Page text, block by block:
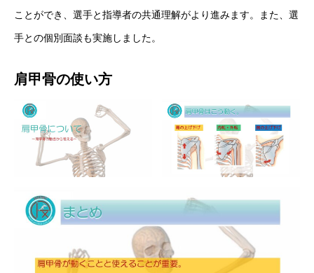
ことができ、選手と指導者の共通理解がより進みます。また、選
手との個別面談も実施しました。
肩甲骨の使い方